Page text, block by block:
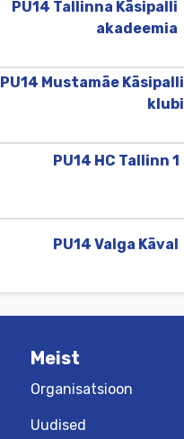
PU14 Tallinna Käsipalli
akadeemia
PU14 Mustamäe Käsipalli
klubi
PU14 HC Tallinn 1
PU14 Valga Käval
Meist
Organisatsioon
Uudised